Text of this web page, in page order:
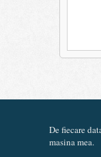
De fiecare
masina mea.